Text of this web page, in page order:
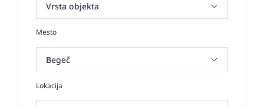
Mesto
Lokacija